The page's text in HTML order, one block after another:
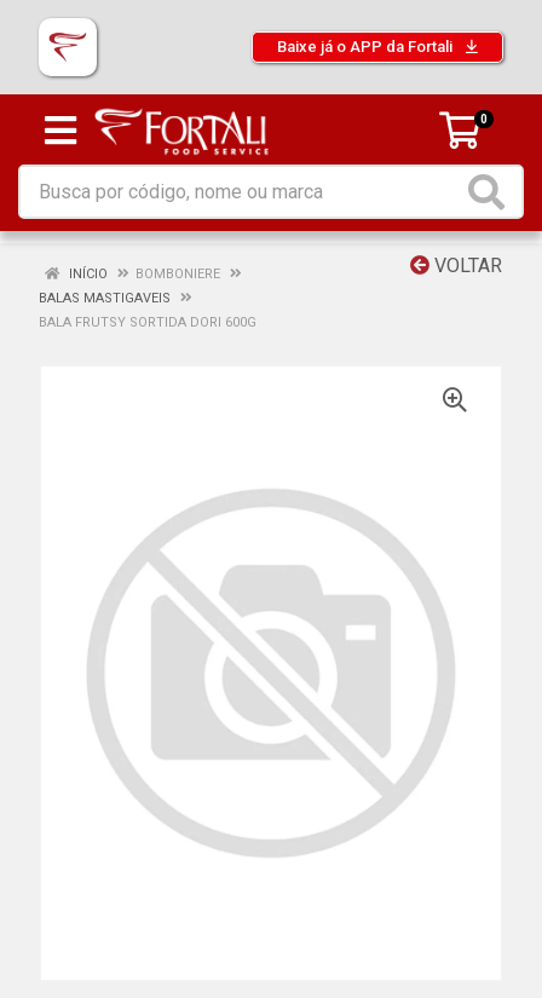
Baixe já o APP da Fortali
0
VOLTAR
INÍCIO
BOMBONIERE
BALAS MASTIGAVEIS
BALA FRUTSY SORTIDA DORI 600G